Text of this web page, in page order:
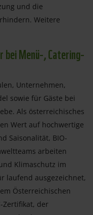
und die
Weitere
bei Menü-, Catering-
Unternehmen,
sowie für Gäste bei
Als österreichisches
Wert auf hochwertige
Saisonalität, BIO-
arbeiten
Klimaschutz im
laufend ausgezeichnet,
Österreichischen
Zertifikat, der